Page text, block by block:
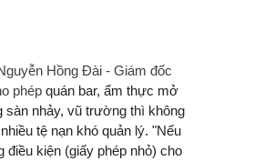
Hồng Đài - Giám đốc
phép quán bar, ẩm thực mở
sàn nhảy, vũ trường thì không
tệ nạn khó quản lý. "Nếu
điều kiện (giấy phép nhỏ) cho